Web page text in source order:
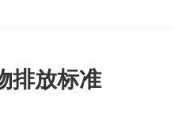
排放标准